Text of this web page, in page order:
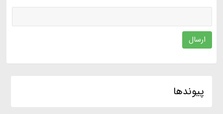
ارسال
پیوندها